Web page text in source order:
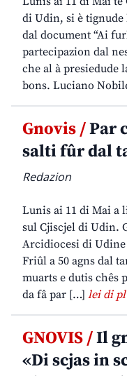
di Udin, si è tignude
dal document “Ai
partecipazion dal
che al à presiedude
bons. Luciano
Gnovis /Par
salti fûr dal
Redazion
Lunis ai 11 di Mai a
sul Cjiscjel di Udin.
Arcidiocesi di Udine
Friûl a 50 agns dal
muarts e dutis chês
da fâ par […] lei di
GNOVIS /Il
«Di scjas in